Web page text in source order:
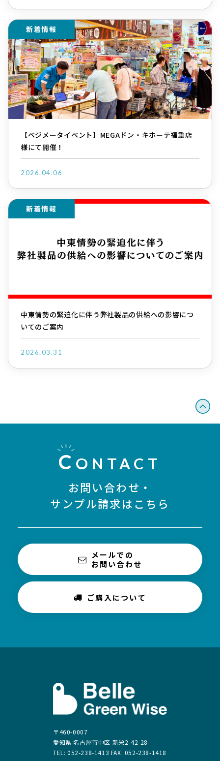
新着情報
【ベジメータイベント】MEGAドン・キホーテ福重店
様にて開催！
2026.04.06
新着情報
中東情勢の緊迫化に伴う弊社製品の供給への影響につ
いてのご案内
2026.03.31
C ONTACT
お問い合わせ・
サンプル請求はこちら
メールでの
お問い合わせ
ご購入について
〒460-0007
愛知県 名古屋市中区 新栄2-42-28
TEL: 052-238-1413 FAX: 052-238-1418